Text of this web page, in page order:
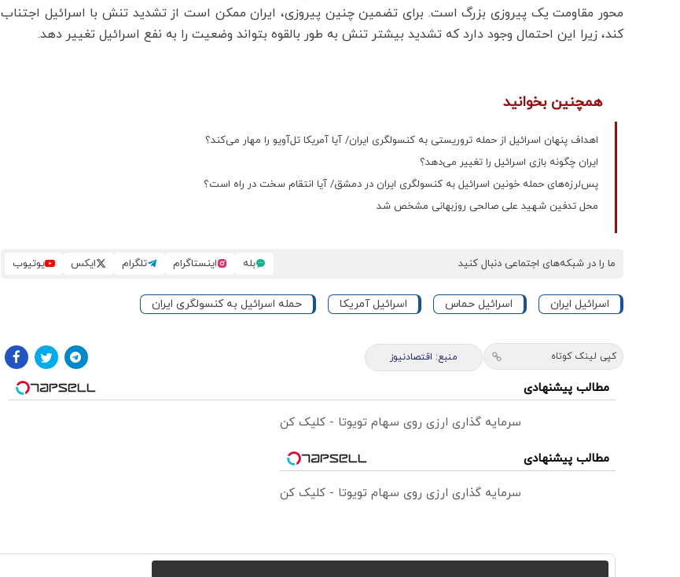
محور مقاومت یک پیروزی بزرگ است. برای تضمین چنین پیروزی، ایران ممکن است از تشدید تنش با اسرائیل اجتناب
کند، زیرا این احتمال وجود دارد که تشدید بیشتر تنش به طور بالقوه بتواند وضعیت را به نفع اسرائیل تغییر دهد.
همچنین بخوانید
اهداف پنهان اسرائیل از حمله تروریستی به کنسولگری ایران/ آیا آمریکا تل‌آویو را مهار می‌کند؟
ایران چگونه بازی اسرائیل را تغییر می‌دهد؟
پس‌لرزه‌های حمله خونین اسرائیل به کنسولگری ایران در دمشق/ آیا انتقام سخت در راه است؟
محل تدفین شهید علی صالحی روزبهانی مشخص شد
ما را در شبکه‌های اجتماعی دنبال کنید بله اینستاگرام تلگرام ایکس یوتیوب
اسرائیل ایران اسرائیل حماس اسرائیل آمریکا حمله اسرائیل به کنسولگری ایران
کپی لینک کوتاه منبع: اقتصادنیوز
مطالب پیشنهادی
سرمایه گذاری ارزی روی سهام تویوتا - کلیک کن
مطالب پیشنهادی
سرمایه گذاری ارزی روی سهام تویوتا - کلیک کن